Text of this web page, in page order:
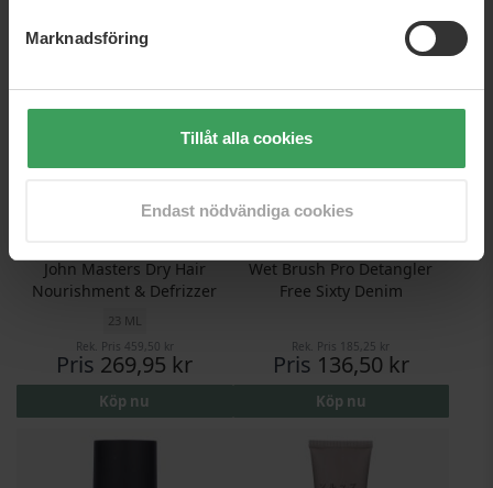
Marknadsföring
Tillåt alla cookies
Endast nödvändiga cookies
John Masters Dry Hair
Nourishment & Defrizzer
23 ML
Rek. Pris 459,50 kr
Pris 269,95 kr
Köp nu
Wet Brush Pro Detangler
Free Sixty Denim
Rek. Pris 185,25 kr
Pris 136,50 kr
Köp nu